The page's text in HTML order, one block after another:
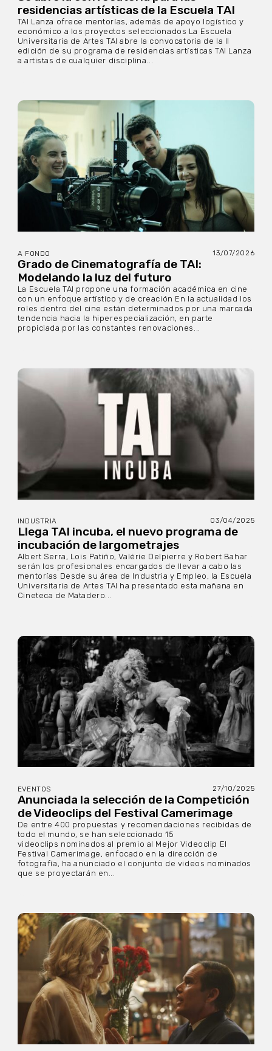
residencias artísticas de la Escuela TAI
TAI Lanza ofrece mentorías, además de apoyo logístico y
económico a los proyectos seleccionados La Escuela
Universitaria de Artes TAI abre la convocatoria de la II
edición de su programa de residencias artísticas TAI Lanza
a artistas de cualquier disciplina...
A FONDO 13/07/2026
Grado de Cinematografía de TAI:
Modelando la luz del futuro
La Escuela TAI propone una formación académica en cine
con un enfoque artístico y de creación En la actualidad los
roles dentro del cine están determinados por una marcada
tendencia hacia la hiperespecialización, en parte
propiciada por las constantes renovaciones...
INDUSTRIA 03/04/2025
Llega TAI incuba, el nuevo programa de
incubación de largometrajes
Albert Serra, Lois Patiño, Valérie Delpierre y Robert Bahar
serán los profesionales encargados de llevar a cabo las
mentorías Desde su área de Industria y Empleo, la Escuela
Universitaria de Artes TAI ha presentado esta mañana en
Cineteca de Matadero...
EVENTOS 27/10/2025
Anunciada la selección de la Competición
de Videoclips del Festival Camerimage
De entre 400 propuestas y recomendaciones recibidas de
todo el mundo, se han seleccionado 15
videoclips nominados al premio al Mejor Videoclip El
Festival Camerimage, enfocado en la dirección de
fotografía, ha anunciado el conjunto de videos nominados
que se proyectarán en...